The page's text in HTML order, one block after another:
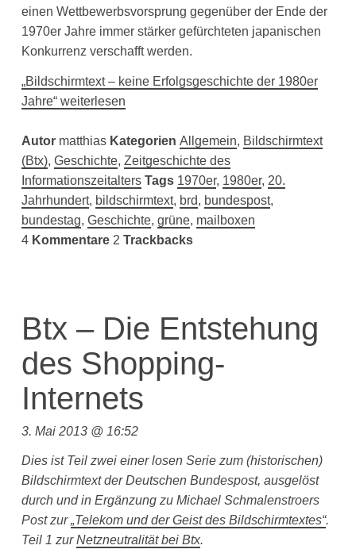
einen Wettbewerbsvorsprung gegenüber der Ende der
1970er Jahre immer stärker gefürchteten japanischen
Konkurrenz verschafft werden.
„Bildschirmtext – keine Erfolgsgeschichte der 1980er
Jahre“ weiterlesen
Autor matthias Kategorien Allgemein, Bildschirmtext
(Btx), Geschichte, Zeitgeschichte des
Informationszeitalters Tags 1970er, 1980er, 20.
Jahrhundert, bildschirmtext, brd, bundespost,
bundestag, Geschichte, grüne, mailboxen
4Kommentare 2 Trackbacks
Btx – Die Entstehung
des Shopping-
Internets
3. Mai 2013 @ 16:52
Dies ist Teil zwei einer losen Serie zum (historischen)
Bildschirmtext der Deutschen Bundespost, ausgelöst
durch und in Ergänzung zu Michael Schmalenstroers
Post zur „Telekom und der Geist des Bildschirmtextes“.
Teil 1 zurNetzneutralität bei Btx.